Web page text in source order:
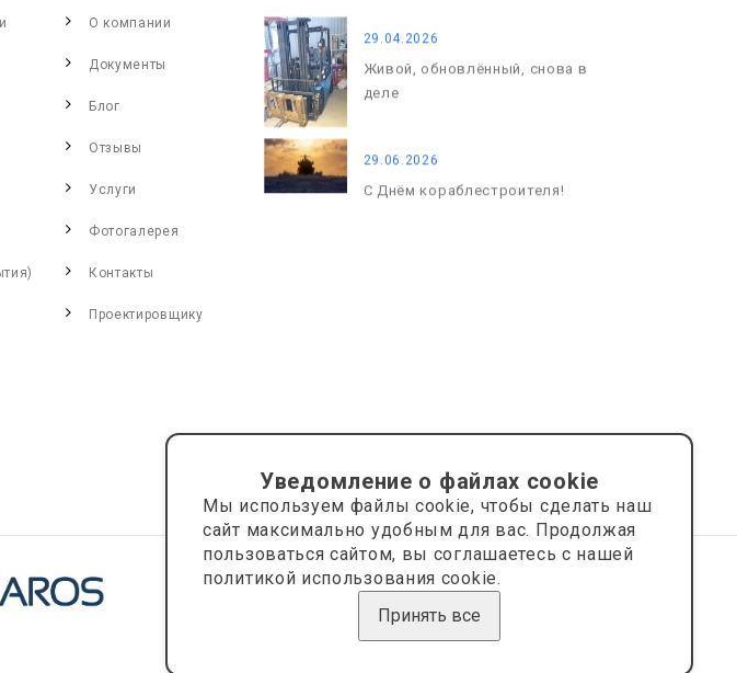
29.04.2026
Живой, обновлённый, снова в
деле
29.06.2026
С Днём кораблестроителя!
О компании
Документы
Блог
Отзывы
Услуги
Фотогалерея
Контакты
Проектировщику
Сайт носит информационный характер и не является
Сделано на платформе
Уведомление о файлах cookie
Мы используем файлы cookie, чтобы сделать наш
сайт максимально удобным для вас. Продолжая
пользоваться сайтом, вы соглашаетесь с нашей
политикой использования cookie.
Принять все